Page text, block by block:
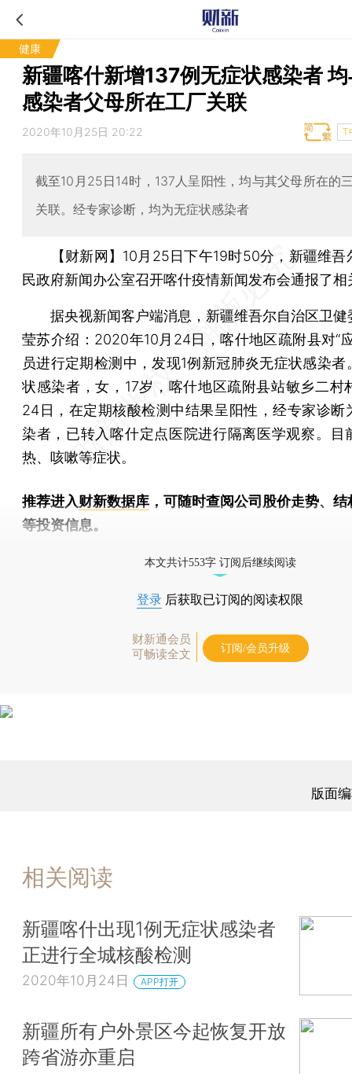
健康
新疆喀什新增137例无症状感染者 均
感染者父母所在工厂关联
2020年10月25日 20:22 T
截至10月25日14时，137人呈阳性，均与其父母所在的
关联。经专家诊断，均为无症状感染者
【财新网】 10月25日下午19时50分，新疆维吾
民政府新闻办公室召开喀什疫情新闻发布会通报了相
据央视新闻客户端消息，新疆维吾尔自治区卫健
莹苏介绍：2020年10月24日，喀什地区疏附县对“
员进行定期检测中，发现1例新冠肺炎无症状感染者
状感染者，女，17岁，喀什地区疏附县站敏乡二村
24日，在定期核酸检测中结果呈阳性，经专家诊断
染者，已转入喀什定点医院进行隔离医学观察。目
热、咳嗽等症状。
推荐进入财新数据库 ，可随时查阅公司股价走势、
等投资信息。
本文共计553字 订阅后继续阅读
登录 后获取已订阅的阅读权限
财新通会员
可畅读全文
订阅/会员升级
版面
相关阅读
新疆喀什出现1例无症状感染者
正进行全城核酸检测
2020年10月24日 APP打开
新疆所有户外景区今起恢复开放
跨省游亦重启